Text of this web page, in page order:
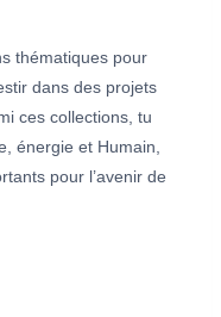
thématiques pour
dans des projets
ces collections, tu
énergie et Humain,
pour l’avenir de